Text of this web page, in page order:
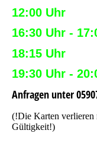
12:00 Uhr
16:30 Uhr -
18:15 Uhr
19:30 Uhr -
Anfragen unter
(!Die Karten verlieren
Gültigkeit!)